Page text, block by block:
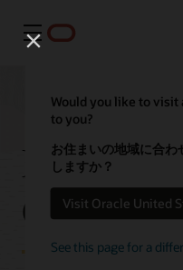
メニュー
Would you like to
to you?
お住まいの地域に合
しますか？
Visit Oracle United
See this page for a
MySQL
GenAI